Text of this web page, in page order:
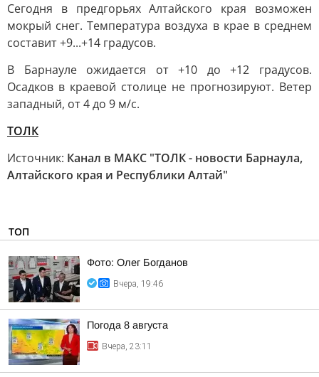
Сегодня в предгорьях Алтайского края возможен
мокрый снег. Температура воздуха в крае в среднем
составит +9...+14 градусов.
В Барнауле ожидается от +10 до +12 градусов.
Осадков в краевой столице не прогнозируют. Ветер
западный, от 4 до 9 м/с.
ТОЛК
Источник: Канал в МАКС "ТОЛК - новости Барнаула,
Алтайского края и Республики Алтай"
ТОП
Фото: Олег Богданов
Вчера, 19:46
Погода 8 августа
Вчера, 23:11